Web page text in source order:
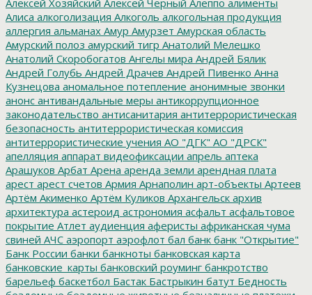
Алиса алкоголизация Алкоголь алкогольная продукция
аллергия альманах Амур Амурзет Амурская область
Амурский полоз амурский тигр Анатолий Мелешко
Анатолий Скоробогатов Ангелы мира Андрей Бялик
Андрей Голубь Андрей Драчев Андрей Пивенко Анна
Кузнецова аномальное потепление анонимные звонки
анонс антивандальные меры антикоррупционное
законодательство антисанитария антитеррористическая
безопасность антитеррористическая комиссия
антитеррористические учения АО "ДГК" АО "ДРСК"
апелляция аппарат видеофиксации апрель аптека
Арашуков Арбат Арена аренда земли арендная плата
арест арест счетов Армия Арнаполин арт-объекты Артеев
Артём Акименко Артём Куликов Архангельск архив
архитектура астероид астрономия асфальт асфальтовое
покрытие Атлет аудиенция аферисты африканская чума
свиней АЧС аэропорт аэрофлот бал банк банк "Открытие"
Банк России банки банкноты банковская карта
банковские_карты банковский роуминг банкротство
барельеф баскетбол Бастак Бастрыкин батут Бедность